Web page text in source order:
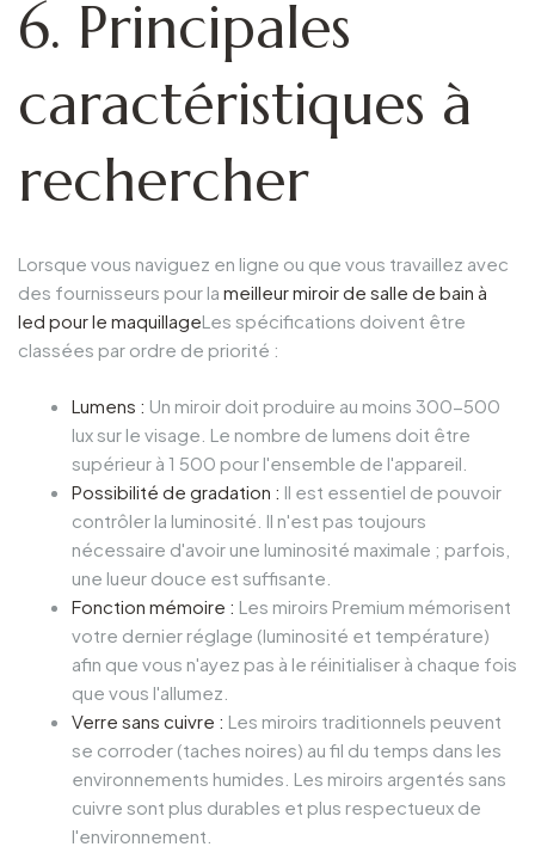
6. Principales
caractéristiques à
rechercher
Lorsque vous naviguez en ligne ou que vous travaillez avec
des fournisseurs pour la meilleur miroir de salle de bain à
led pour le maquillageLes spécifications doivent être
classées par ordre de priorité :
Lumens : Un miroir doit produire au moins 300-500
lux sur le visage. Le nombre de lumens doit être
supérieur à 1 500 pour l'ensemble de l'appareil.
Possibilité de gradation : Il est essentiel de pouvoir
contrôler la luminosité. Il n'est pas toujours
nécessaire d'avoir une luminosité maximale ; parfois,
une lueur douce est suffisante.
Fonction mémoire : Les miroirs Premium mémorisent
votre dernier réglage (luminosité et température)
afin que vous n'ayez pas à le réinitialiser à chaque fois
que vous l'allumez.
Verre sans cuivre : Les miroirs traditionnels peuvent
se corroder (taches noires) au fil du temps dans les
environnements humides. Les miroirs argentés sans
cuivre sont plus durables et plus respectueux de
l'environnement.